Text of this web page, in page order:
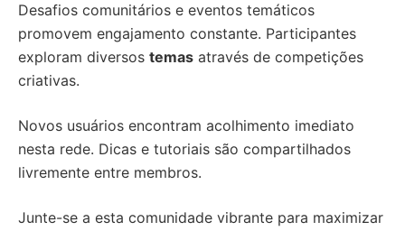
Desafios comunitários e eventos temáticos
promovem engajamento constante. Participantes
exploram diversos temas através de competições
criativas.
Novos usuários encontram acolhimento imediato
nesta rede. Dicas e tutoriais são compartilhados
livremente entre membros.
Junte-se a esta comunidade vibrante para maximizar